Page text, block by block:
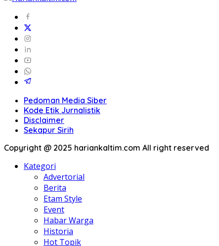
Pedoman Media Siber
Kode Etik Jurnalistik
Disclaimer
Sekapur Sirih
Copyright @ 2025 hariankaltim.com All right reserved
Kategori
Advertorial
Berita
Etam Style
Event
Habar Warga
Historia
Hot Topik